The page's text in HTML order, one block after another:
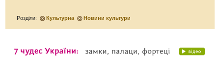
Розділи: Культурна Новини культури